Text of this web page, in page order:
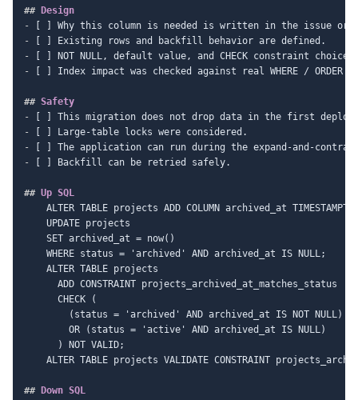
## Design
-
-
-
- [ ] Index impact was checked against real WHERE / ORDER
## Safety
-
-
-
- [ ] Backfill can be retried safely.
## Up SQL
ALTER TABLE projects ADD COLUMN archived_at
    UPDATE projects
    SET archived_at = now()
    WHERE status = 'archived' AND archived_at IS NULL;
    ALTER TABLE projects
      ADD CONSTRAINT projects_archived_at_matches_status
      CHECK (
        (status = 'archived' AND archived_at IS NOT NULL)
        OR (status = 'active' AND archived_at IS NULL)
      ) NOT VALID;
ALTER TABLE projects VALIDATE CONSTRAINT
## Down SQL